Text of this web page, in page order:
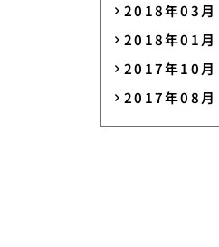
2018年03月
2018年01月
2017年10月
2017年08月